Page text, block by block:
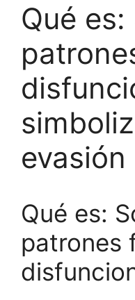
Qué
evasión
Qué es:
patrones